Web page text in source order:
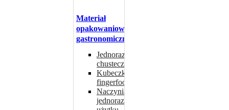
Materiał
opakowaniowy
gastronomiczny
Jednorazowe
chusteczki
Kubeczki
fingerfood
Naczynia
jednorazowego